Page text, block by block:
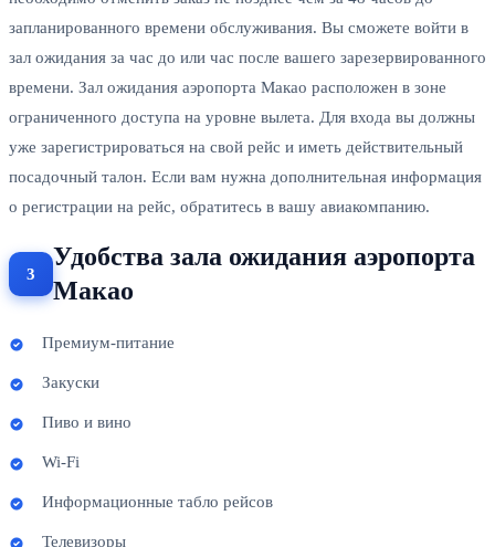
запланированного времени обслуживания. Вы сможете войти в
зал ожидания за час до или час после вашего зарезервированного
времени. Зал ожидания аэропорта Макао расположен в зоне
ограниченного доступа на уровне вылета. Для входа вы должны
уже зарегистрироваться на свой рейс и иметь действительный
посадочный талон. Если вам нужна дополнительная информация
о регистрации на рейс, обратитесь в вашу авиакомпанию.
Удобства зала ожидания аэропорта
Макао
Премиум-питание
Закуски
Пиво и вино
Wi-Fi
Информационные табло рейсов
Телевизоры